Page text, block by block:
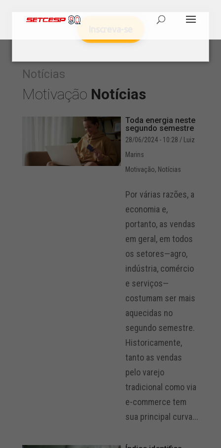
Notícias
Motivação Notícias
Toda energia neste
segundo semestre
28/06/2024 - 10:28 / Luiz
Marins
Motivação, Notícias
Por várias razões, a
economia e,
portanto, as vendas
em geral, em todos
os setores—agro,
indústria, comércio
e serviços—
costumam ser mais
aquecidas no
segundo semestre.
Historicamente,
tanto as vendas
pelo varejo
tradicional como via
e-commerce tem
sua principal curva...